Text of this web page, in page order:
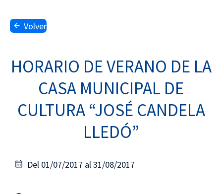
Volver
HORARIO DE VERANO DE LA
CASA MUNICIPAL DE
CULTURA “JOSÉ CANDELA
LLEDÓ”
Del 01/07/2017 al 31/08/2017